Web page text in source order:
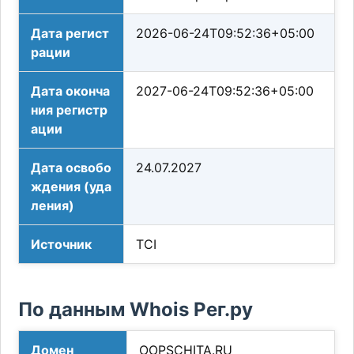
Дата регист
рации
2026-06-24T09:52:36+05:00
Дата оконча
ния регистр
ации
2027-06-24T09:52:36+05:00
Дата освобо
ждения (уда
ления)
24.07.2027
Источник TCI
По данным Whois Рег.ру
Домен OOPSCHITA.RU